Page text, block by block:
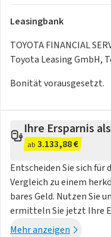
Ladekabel (Haushalt,
Ladekabel Typ2
Interieur & Komfort
Smart-Key-System:
Fahrzeugs über Fahrer-
Starten des Motors per
Feststellbremse,
Innenspiegel,
Sitz Beifahrer,
Gepäckraumabdeckung,
12V Anschluss vorne
Leasingbank
TOYOTA FINANCIAL
Toyota Leasing GmbH,
Bonität vorausgesetzt.
Ihre Ersparnis
ab 3.133,88 €
Entscheiden Sie sich für
Vergleich zu einem
bares Geld. Nutzen Sie
ermitteln Sie jetzt Ihre
Mehr anzeigen